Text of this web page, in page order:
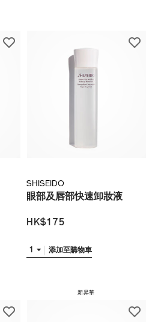
SHISEIDO
眼部及唇部快速卸妝液
HK$175
1 添加至購物車
新昇華